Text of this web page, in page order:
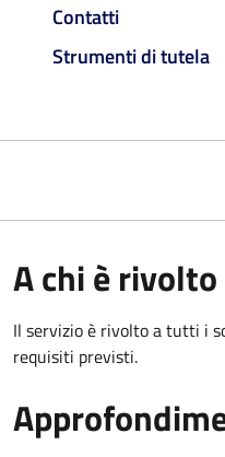
Contatti
Strumenti di tutela
A chi è rivolto
Il servizio è rivolto a tutti i
requisiti previsti.